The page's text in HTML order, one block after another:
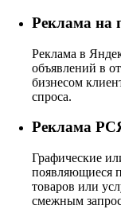
Реклама на
Реклама в
объявлений в
бизнесом
спроса.
Реклама
Графические
появляющиеся
товаров или
смежным